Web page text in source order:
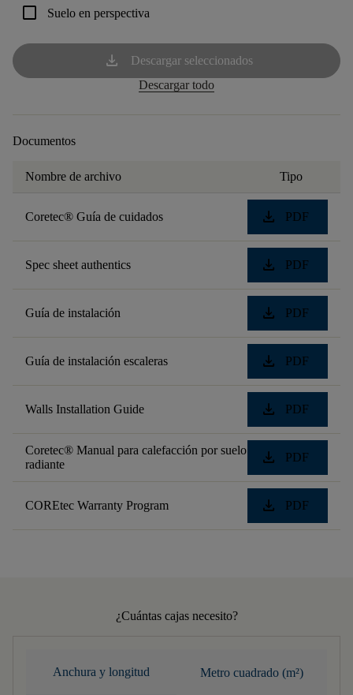
check_box_outline_blank Suelo en perspectiva
download
Descargar seleccionados
Descargar todo
Documentos
Nombre de archivo Tipo
Coretec® Guía de cuidados download PDF
Spec sheet authentics download PDF
Guía de instalación download PDF
Guía de instalación escaleras download PDF
Walls Installation Guide download PDF
Coretec® Manual para calefacción por suelo
radiante
download PDF
COREtec Warranty Program download PDF
¿Cuántas cajas necesito?
Anchura y longitud Metro cuadrado (m²)